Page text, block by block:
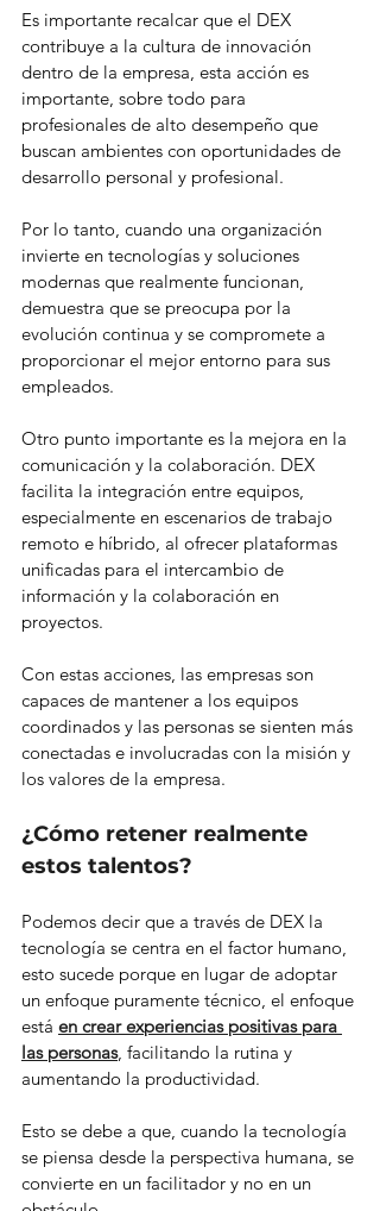
Es importante recalcar que el DEX
contribuye a la cultura de innovación
dentro de la empresa, esta acción es
importante, sobre todo para
profesionales de alto desempeño que
buscan ambientes con oportunidades de
desarrollo personal y profesional.
Por lo tanto, cuando una organización
invierte en tecnologías y soluciones
modernas que realmente funcionan,
demuestra que se preocupa por la
evolución continua y se compromete a
proporcionar el mejor entorno para sus
empleados.
Otro punto importante es la mejora en la
comunicación y la colaboración. DEX
facilita la integración entre equipos,
especialmente en escenarios de trabajo
remoto e híbrido, al ofrecer plataformas
unificadas para el intercambio de
información y la colaboración en
proyectos.
Con estas acciones, las empresas son
capaces de mantener a los equipos
coordinados y las personas se sienten más
conectadas e involucradas con la misión y
los valores de la empresa.
¿Cómo retener realmente
estos talentos?
Podemos decir que a través de DEX la
tecnología se centra en el factor humano,
esto sucede porque en lugar de adoptar
un enfoque puramente técnico, el enfoque
está en crear experiencias positivas para
las personas, facilitando la rutina y
aumentando la productividad.
Esto se debe a que, cuando la tecnología
se piensa desde la perspectiva humana, se
convierte en un facilitador y no en un